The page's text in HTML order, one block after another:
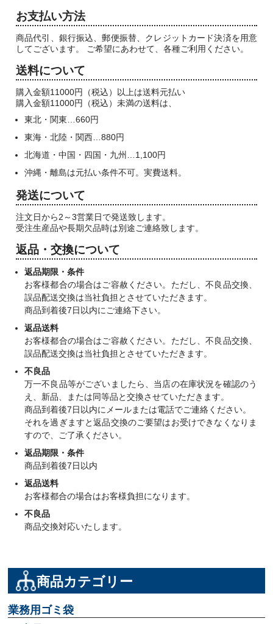
お支払い方法
商品代引、銀行振込、郵便振替、クレジットカード決済を用意
してございます。 ご希望にあわせて、各種ご利用ください。
送料について
購入金額11000円（税込）以上は送料元払い
購入金額11000円（税込）未満の送料は、
東北・関東…660円
東海・北陸・関西…880円
北海道・中国・四国・九州…1,100円
沖縄・離島は元払い条件不可。実費送料。
発送について
注文日から2～3営業日で発送致します。
受注生産品や長期欠品時は別途ご連絡致します。
返品・交換について
返品期限・条件
お客様都合の場合はご容赦ください。ただし、不良品交換、
誤品配送交換は当社負担とさせていただきます。
商品到着後7日以内にご連絡下さい。
返品送料
お客様都合の場合はご容赦ください。ただし、不良品交換、
誤品配送交換は当社負担とさせていただきます。
不良品
万一不良品等がございましたら、当店の在庫状況を確認のう
え、新品、または同等品と交換させていただきます。
商品到着後7日以内にメールまたは電話でご連絡ください。
それを過ぎますと返品交換のご要望はお受けできなくなりま
すので、ご了承ください。
返品期限・条件
商品到着後7日以内
返品送料
お客様都合の場合はお客様負担になります。
不良品
商品交換対応いたします。
商品カテゴリー
業務用ゴミ袋